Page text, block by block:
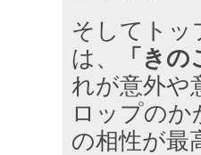
そしてトッ
は、
「き
れが意外や
ロップの
の相性が最